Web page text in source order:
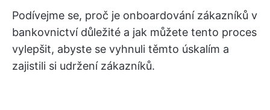
Podívejme se, proč je onboardování zákazníků v
bankovnictví důležité a jak můžete tento proces
vylepšit, abyste se vyhnuli těmto úskalím a
zajistili si udržení zákazníků.